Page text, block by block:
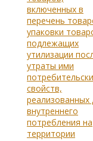
включенных в
перечень
упаковки
подлежащих
утилизации
утраты ими
свойств,
реализованных
внутреннего
потребления на
территории